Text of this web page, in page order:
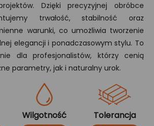
Dzięki precyzyjnej obróbce
trwałość, stabilność oraz
warunki, co umożliwia tworzenie
elegancji i ponadczasowym stylu. To
dla profesjonalistów, którzy cenią
parametry, jak i naturalny urok.
Wilgotność Tolerancja